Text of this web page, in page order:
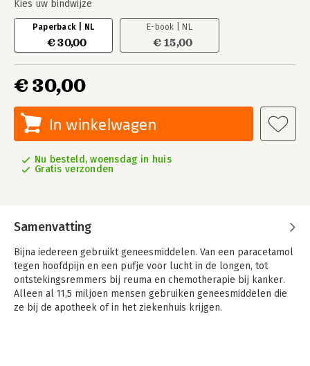
Kies uw bindwijze
Paperback | NL
€ 30,00
E-book | NL
€ 15,00
€ 30,00
In winkelwagen
Nu besteld, woensdag in huis
Gratis verzonden
Samenvatting
Bijna iedereen gebruikt geneesmiddelen. Van een paracetamol
tegen hoofdpijn en een pufje voor lucht in de longen, tot
ontstekingsremmers bij reuma en chemotherapie bij kanker.
Alleen al 11,5 miljoen mensen gebruiken geneesmiddelen die
ze bij de apotheek of in het ziekenhuis krijgen.